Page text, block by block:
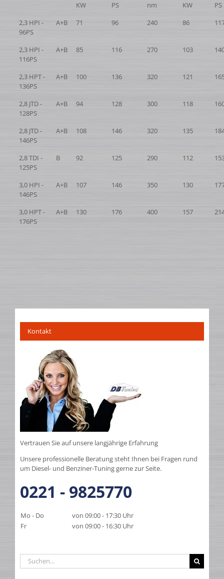
KW
PS
nm
KW
PS
2,3 HPI -
96PS
A+B 71 96 240 86
2,3 HPI -
116PS
A+B 85 116 270 103
2,3 HPT -
136PS
A+B 100 136 320 121
2,8 JTD -
128PS
A+B 94 128 300 118
2,8 JTD -
146PS
A+B 108 146 320 135
2,8 TDI -
125PS
B 92 125 290 112
3,0 HPI -
146PS
A+B 107 146 350 130
3,0 HPT -
176PS
A+B 130 176 400 157
Kontakt
Vertrauen Sie auf unsere langjährige Erfahrung
Unsere professionelle Beratung steht Ihnen bei Fragen rund
um Diesel- und Benziner-Tuning gerne zur Seite.
0221 - 9825770
Mo - Do
von 09:00 - 17:30 Uhr
Fr
von 09:00 - 16:30 Uhr
Suche
nach: